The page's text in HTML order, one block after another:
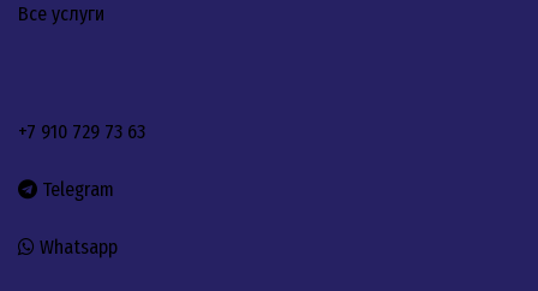
Все услуги
+7 910 729 73 63
Telegram
Whatsapp